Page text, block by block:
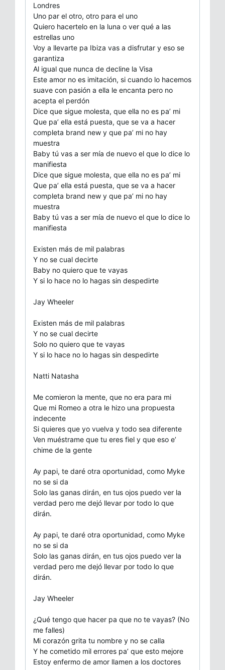
Londres
Uno par el otro, otro para el uno
Quiero hacertelo en la luna o ver qué a las
estrellas uno
Voy a llevarte pa Ibiza vas a disfrutar y eso se
garantiza
Al igual que nunca de decline la Visa
Este amor no es imitación, si cuando lo hacemos
suave con pasión a ella le encanta pero no
acepta el perdón
Dice que sigue molesta, que ella no es pa’ mi
Que pa’ ella está puesta, que se va a hacer
completa brand new y que pa’ mi no hay
muestra
Baby tú vas a ser mía de nuevo el que lo dice lo
manifiesta
Dice que sigue molesta, que ella no es pa’ mi
Que pa’ ella está puesta, que se va a hacer
completa brand new y que pa’ mi no hay
muestra
Baby tú vas a ser mía de nuevo el que lo dice lo
manifiesta
Existen más de mil palabras
Y no se cual decirte
Baby no quiero que te vayas
Y si lo hace no lo hagas sin despedirte
Jay Wheeler
Existen más de mil palabras
Y no se cual decirte
Solo no quiero que te vayas
Y si lo hace no lo hagas sin despedirte
Natti Natasha
Me comieron la mente, que no era para mi
Que mi Romeo a otra le hizo una propuesta
indecente
Si quieres que yo vuelva y todo sea diferente
Ven muéstrame que tu eres fiel y que eso e’
chime de la gente
Ay papi, te daré otra oportunidad, como Myke
no se si da
Solo las ganas dirán, en tus ojos puedo ver la
verdad pero me dejó llevar por todo lo que
dirán.
Ay papi, te daré otra oportunidad, como Myke
no se si da
Solo las ganas dirán, en tus ojos puedo ver la
verdad pero me dejó llevar por todo lo que
dirán.
Jay Wheeler
¿Qué tengo que hacer pa que no te vayas? (No
me falles)
Mi corazón grita tu nombre y no se calla
Y he cometido mil errores pa’ que esto mejore
Estoy enfermo de amor llamen a los doctores